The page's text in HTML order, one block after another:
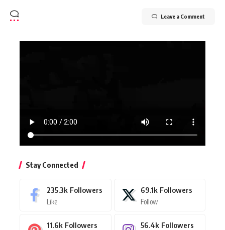
Leave a Comment
Stay Connected
235.3k Followers
Like
69.1k Followers
Follow
11.6k Followers 56.4k Followers